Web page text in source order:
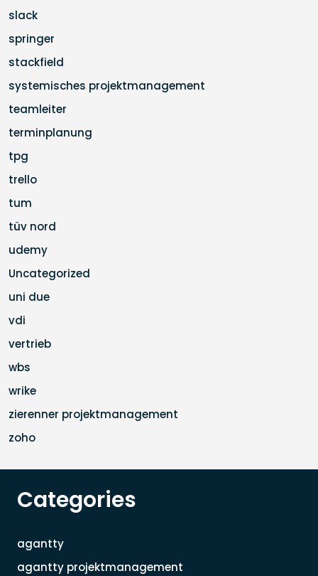
slack
springer
stackfield
systemisches projektmanagement
teamleiter
terminplanung
tpg
trello
tum
tüv nord
udemy
Uncategorized
uni due
vdi
vertrieb
wbs
wrike
zierenner projektmanagement
zoho
Categories
agantty
agantty projektmanagement